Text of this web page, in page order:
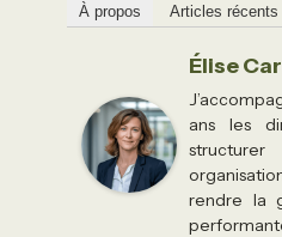
À propos Articles récents
Élise
ans les
rendre la